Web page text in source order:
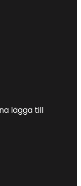
lägga till